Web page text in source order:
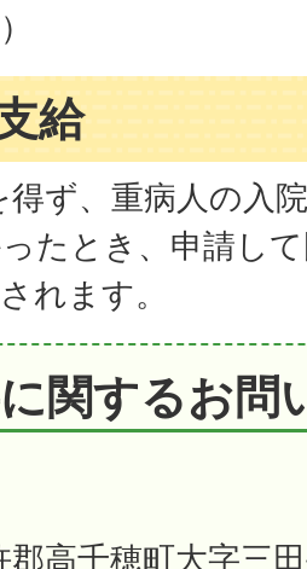
給
ず、重病人の入
たとき、申請し
れます。
関するお問
郡高千穂町大字三